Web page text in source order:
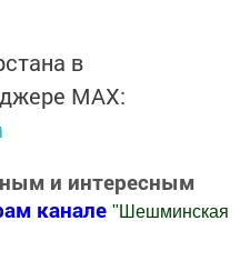
в
MАХ:
и интересным
канале " Шешминская